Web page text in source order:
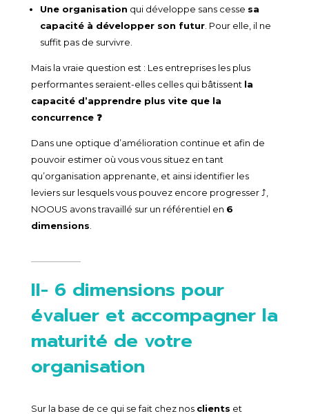
Une organisation qui développe sans cesse sa
capacité à développer son futur . Pour elle, il ne
suffit pas de survivre.
Mais la vraie question est : Les entreprises les plus
performantes seraient-elles celles qui bâtissent la
capacité d’apprendre plus vite que la
concurrence ❓
Dans une optique d’amélioration continue et afin de
pouvoir estimer où vous vous situez en tant
qu’organisation apprenante, et ainsi identifier les
leviers sur lesquels vous pouvez encore progresser ⤴️,
NOOUS avons travaillé sur un référentiel en 6
dimensions
II- 6 dimensions pour
évaluer et accompagner la
maturité de votre
organisation
Sur la base de ce qui se fait chez nos clients et